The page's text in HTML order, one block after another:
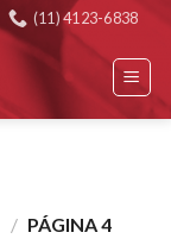
(11) 4123-6838
/ PÁGINA 4